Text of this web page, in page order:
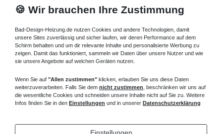
🍪 Wir brauchen Ihre Zustimmung
Bad-Design-Heizung.de nutzen Cookies und andere Technologien, damit
unsere Sites zuverlässig und sicher laufen, wir deren Performance auf dem
Schirm behalten und um dir relevante Inhalte und personalisierte Werbung zu
zeigen. Damit das funktioniert, sammeln wir Daten über unsere Nutzer und wie
sie unsere Angebote auf welchen Geräten nutzen.
Wenn Sie auf "Allen zustimmen" klicken, erlauben Sie uns diese Daten
weiterzuverarbeiten. Falls Sie dem nicht zustimmen , beschränken wir uns auf
die wesentliche Cookies und schneiden unsere Inhalte nicht auf Sie zu. Weitere
Infos finden Sie in den Einstellungen und in unserer Datenschutzerklärung